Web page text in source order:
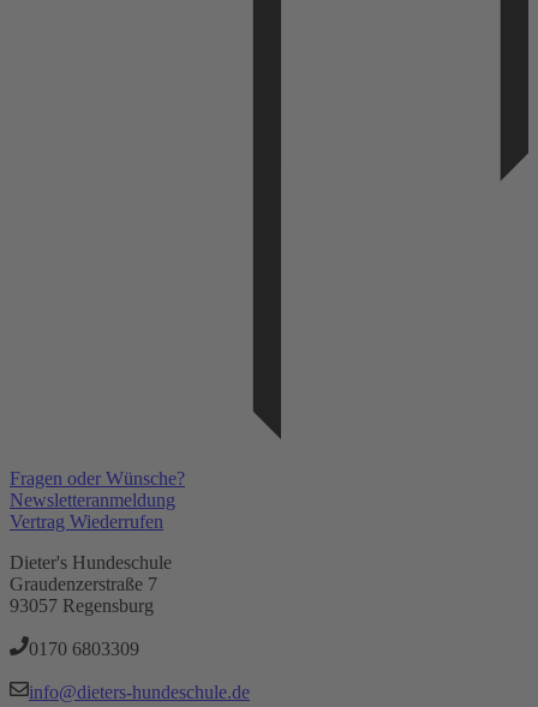
Fragen oder Wünsche?
Newsletteranmeldung
Vertrag Wiederrufen
Dieter's Hundeschule
Graudenzerstraße 7
93057 Regensburg
0170 6803309‬
info@dieters-hundeschule.de